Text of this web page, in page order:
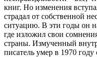
книг. Но изменения
страдал от собственной
ситуацию. В эти годы он
где изложил свои
страны. Измученный
писатель умер в 1970 году